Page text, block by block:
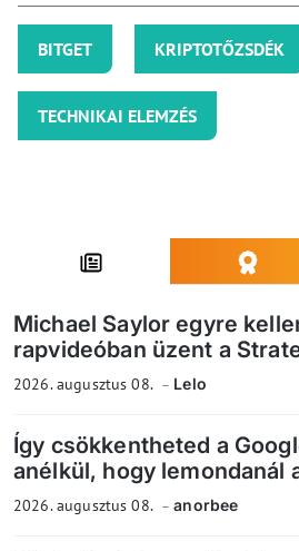
BITGET KRIPTOTŐZSDÉK
TECHNIKAI ELEMZÉS
Michael Saylor egyre
rapvideóban üzent a
2026. augusztus 08. Lelo
Így csökkentheted a
anélkül, hogy lemondanál
2026. augusztus 08. anorbee